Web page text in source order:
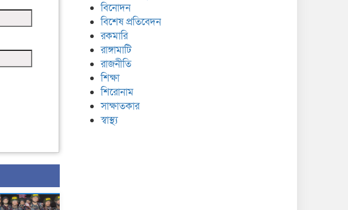
বিনোদন
বিশেষ প্রতিবেদন
রকমারি
রাঙ্গামাটি
রাজনীতি
শিক্ষা
শিরোনাম
সাক্ষাতকার
স্বাস্থ্য